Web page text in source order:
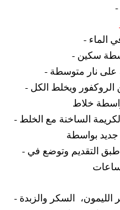
- يضاف لها الجيلاتين المصفى وجبن الروكفور ويخلط الكل
- تضاف الكريمة المتبقية الباردة إلى الكريمة الساخنة مع الخلط
- توزع الباناكونا في كؤوس التقديك طبق التقديم وتوضع في
- في مقلاة، توضع قطع الإجاص، عصير الليمون، السكر والزبدة